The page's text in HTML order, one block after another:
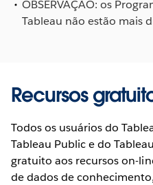
OBSERVAÇÃO: os
Tableau não estão mais
Recursos
Todos os usuários do
Tableau Public e do
gratuito aos recursos on-
de dados de